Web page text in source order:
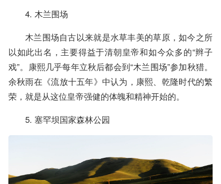
4. 木兰围场
木兰围场自古以来就是水草丰美的草原，如今之所
以如此出名，主要得益于清朝皇帝和如今众多的“辫子
戏”。康熙几乎每年立秋后都会到“木兰围场”参加秋猎。
余秋雨在《流放十五年》中认为，康熙、乾隆时代的繁
荣，就是从这位皇帝强健的体魄和精神开始的。
5. 塞罕坝国家森林公园